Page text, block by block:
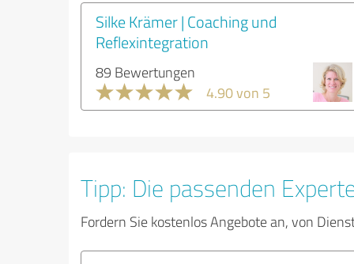
Silke Krämer | Coaching und
Reflexintegration
89 Bewertungen
4.90 von 5
Tipp: Die passenden
Fordern Sie kostenlos Angebote an, von